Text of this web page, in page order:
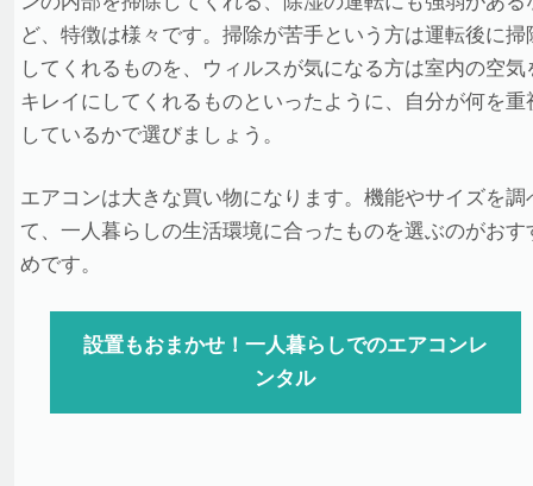
ど、特徴は様々です。掃除が苦手という方は運転後に掃
してくれるものを、ウィルスが気になる方は室内の空気
キレイにしてくれるものといったように、自分が何を重
しているかで選びましょう。
エアコンは大きな買い物になります。機能やサイズを調
て、一人暮らしの生活環境に合ったものを選ぶのがおす
めです。
設置もおまかせ！一人暮らしでのエアコンレ
ンタル